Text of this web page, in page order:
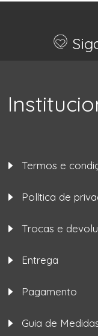
Termos e
Política de
Trocas e
Entrega
Pagamento
Guia de